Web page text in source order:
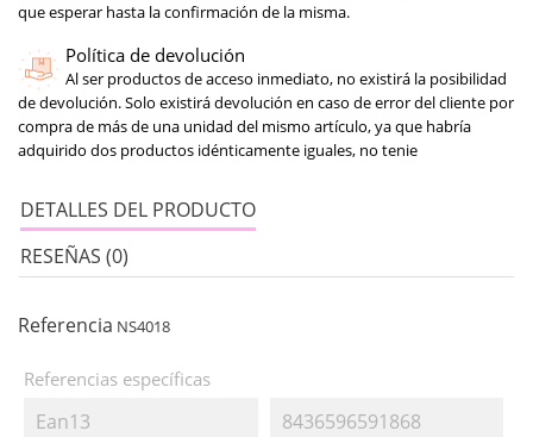
que esperar hasta la confirmación de la misma.
Política de devolución
Al ser productos de acceso inmediato, no existirá la posibilidad
de devolución. Solo existirá devolución en caso de error del cliente por
compra de más de una unidad del mismo artículo, ya que habría
adquirido dos productos idénticamente iguales, no tenie
DETALLES DEL PRODUCTO
RESEÑAS (0)
Referencia NS4018
Referencias específicas
Ean13 8436596591868